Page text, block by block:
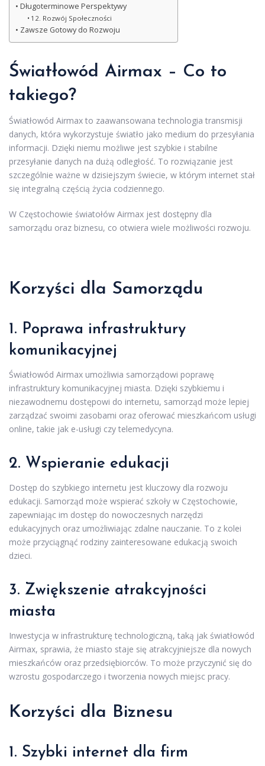
Długoterminowe Perspektywy
12. Rozwój Społeczności
Zawsze Gotowy do Rozwoju
Światłowód Airmax – Co to
takiego?
Światłowód Airmax to zaawansowana technologia transmisji
danych, która wykorzystuje światło jako medium do przesyłania
informacji. Dzięki niemu możliwe jest szybkie i stabilne
przesyłanie danych na dużą odległość. To rozwiązanie jest
szczególnie ważne w dzisiejszym świecie, w którym internet stał
się integralną częścią życia codziennego.
W Częstochowie światołów Airmax jest dostępny dla
samorządu oraz biznesu, co otwiera wiele możliwości rozwoju.
Korzyści dla Samorządu
1. Poprawa infrastruktury
komunikacyjnej
Światłowód Airmax umożliwia samorządowi poprawę
infrastruktury komunikacyjnej miasta. Dzięki szybkiemu i
niezawodnemu dostępowi do internetu, samorząd może lepiej
zarządzać swoimi zasobami oraz oferować mieszkańcom usługi
online, takie jak e-usługi czy telemedycyna.
2. Wspieranie edukacji
Dostęp do szybkiego internetu jest kluczowy dla rozwoju
edukacji. Samorząd może wspierać szkoły w Częstochowie,
zapewniając im dostęp do nowoczesnych narzędzi
edukacyjnych oraz umożliwiając zdalne nauczanie. To z kolei
może przyciągnąć rodziny zainteresowane edukacją swoich
dzieci.
3. Zwiększenie atrakcyjności
miasta
Inwestycja w infrastrukturę technologiczną, taką jak światłowód
Airmax, sprawia, że miasto staje się atrakcyjniejsze dla nowych
mieszkańców oraz przedsiębiorców. To może przyczynić się do
wzrostu gospodarczego i tworzenia nowych miejsc pracy.
Korzyści dla Biznesu
1. Szybki internet dla firm